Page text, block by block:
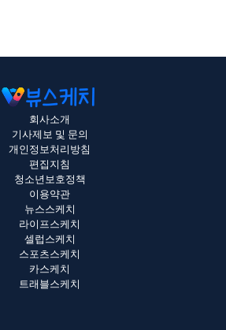
회사소개
기사제보 및 문의
개인정보처리방침
편집지침
청소년보호정책
이용약관
뉴스스케치
라이프스케치
셀럽스케치
스포츠스케치
카스케치
트래블스케치